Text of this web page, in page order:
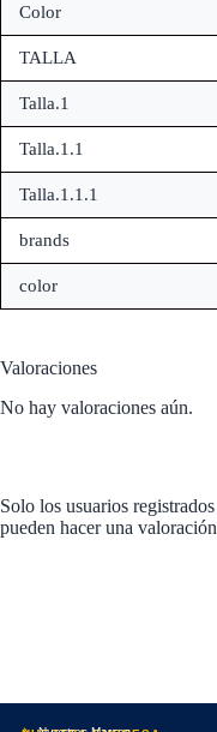
Color
TALLA
Talla.1
Talla.1.1
Talla.1.1.1
brands
color
Valoraciones
No hay valoraciones aún.
Solo los usuarios
pueden hacer una